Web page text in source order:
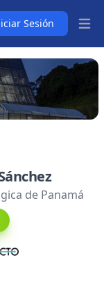
Sesión Abrir
de Panamá